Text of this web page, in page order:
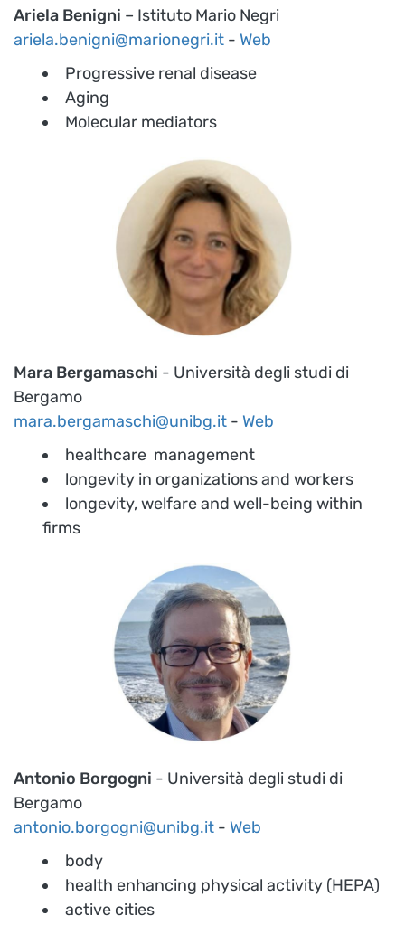
Ariela Benigni – Istituto Mario Negri
ariela.benigni@marionegri.it - Web
Progressive renal disease
Aging
Molecular mediators
Mara Bergamaschi - Università degli studi di
Bergamo
mara.bergamaschi@unibg.it - Web
healthcare management
longevity in organizations and workers
longevity, welfare and well-being within
firms
Antonio Borgogni - Università degli studi di
Bergamo
antonio.borgogni@unibg.it - Web
body
health enhancing physical activity (HEPA)
active cities